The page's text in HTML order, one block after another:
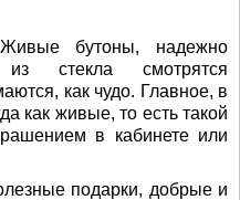
бутоны, надежно
стекла смотрятся
как чудо. Главное, в
как живые, то есть такой
в кабинете или
подарки, добрые и